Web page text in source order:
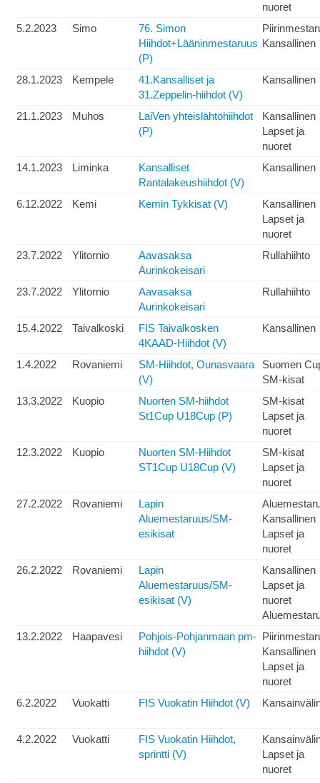
nuoret
5.2.2023
Simo
76. Simon
Hiihdot+Lääninmestaruus
(P)
Kansallinen
28.1.2023 Kempele
41.Kansalliset ja
31.Zeppelin-hiihdot (V)
Kansallinen
21.1.2023 Muhos
LaiVen yhteislähtöhiihdot
(P)
Kansallinen
Lapset ja
nuoret
14.1.2023
Liminka
Kansalliset
Rantalakeushiihdot (V)
Kansallinen
6.12.2022 Kemi Kemin Tykkisat (V)
Kansallinen
Lapset ja
nuoret
23.7.2022
Ylitornio
Aavasaksa
Aurinkokeisari
Rullahiihto
23.7.2022 Ylitornio
Aavasaksa
Aurinkokeisari
Rullahiihto
15.4.2022 Taivalkoski
FIS Taivalkosken
4KAAD-Hiihdot (V)
Kansallinen
1.4.2022 Rovaniemi
SM-Hiihdot, Ounasvaara
(V)
Suomen
SM-kisat
13.3.2022
Kuopio
Nuorten SM-hiihdot
St1Cup U18Cup (P)
SM-kisat
Lapset ja
nuoret
12.3.2022
Kuopio
Nuorten SM-Hiihdot
ST1Cup U18Cup (V)
SM-kisat
Lapset ja
nuoret
27.2.2022
Rovaniemi
Lapin
Aluemestaruus/SM-
esikisat
Kansallinen
Lapset ja
nuoret
26.2.2022
Rovaniemi
Lapin
Aluemestaruus/SM-
esikisat (V)
Kansallinen
Lapset ja
nuoret
13.2.2022
Haapavesi
Pohjois-Pohjanmaan pm-
hiihdot (V)
Kansallinen
Lapset ja
nuoret
6.2.2022
Vuokatti FIS Vuokatin Hiihdot (V)
4.2.2022 Vuokatti
FIS Vuokatin Hiihdot,
sprintti (V)
Lapset ja
nuoret